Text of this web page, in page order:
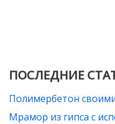
ПОСЛЕДНИЕ
Полимербетон
Мрамор из гипса с